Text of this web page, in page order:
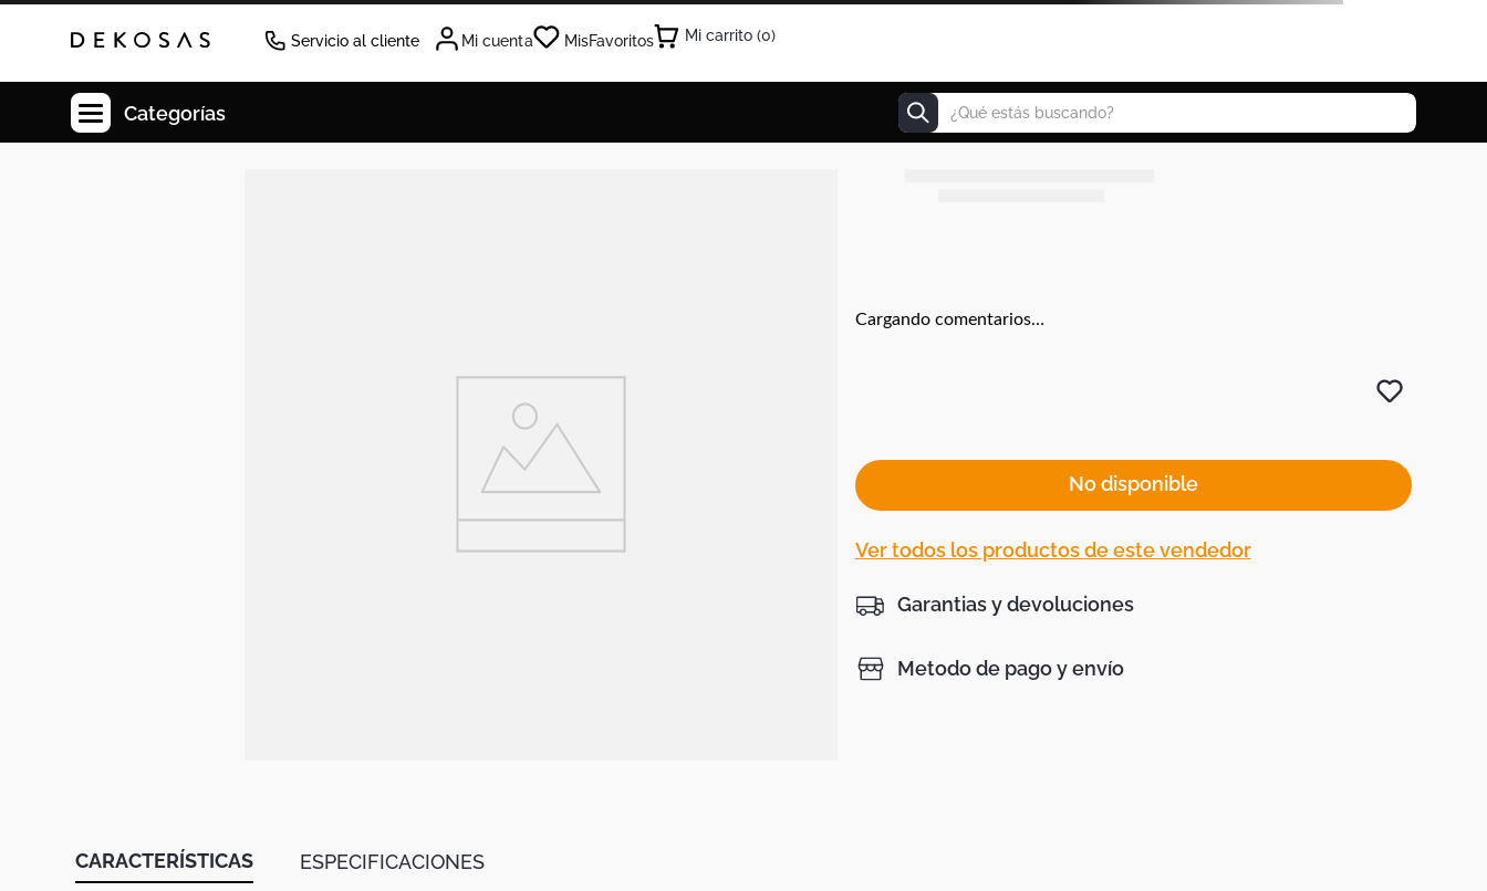
Servicio al cliente Mi cuenta MisFavoritos 0
Categorías ¿Qué estás buscando?
CARACTERÍSTICAS ESPECIFICACIONES
Cargando comentarios…
No disponible
Ver todos los productos de este vendedor
Garantias y devoluciones
Metodo de pago y envío